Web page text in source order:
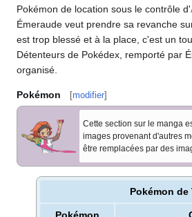
Pokémon de location sous le contrôle d'
Émeraude veut prendre sa revanche
est trop blessé et à la place, c'est un
Détenteurs de Pokédex, remporté par
organisé.
Pokémon [modifier]
Cette section sur le manga
images provenant d'autres
être remplacées par des
Pokémon de